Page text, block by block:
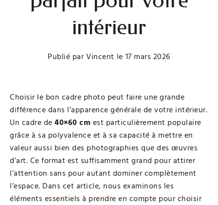
intérieur
Publié par Vincent le 17 mars 2026
Choisir le bon cadre photo peut faire une grande
différence dans l’apparence générale de votre intérieur.
Un cadre de 40×60 cm est particulièrement populaire
grâce à sa polyvalence et à sa capacité à mettre en
valeur aussi bien des photographies que des œuvres
d’art. Ce format est suffisamment grand pour attirer
l’attention sans pour autant dominer complètement
l’espace. Dans cet article, nous examinons les
éléments essentiels à prendre en compte pour choisir